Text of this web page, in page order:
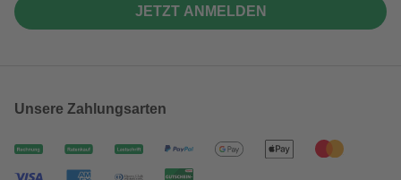
JETZT ANMELDEN
Unsere Zahlungsarten